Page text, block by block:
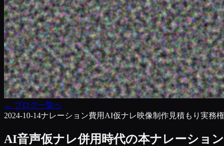
← ブログ一覧へ
2024-10-14ナレーション費用 AI仮ナレ映像制作見積もり実務
AI音声仮ナレ併用時代の本ナレーショ